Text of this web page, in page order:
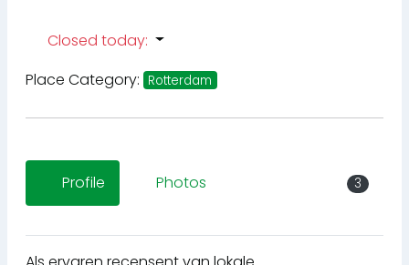
Closed today:
Place Category: Rotterdam
Profile Photos 3